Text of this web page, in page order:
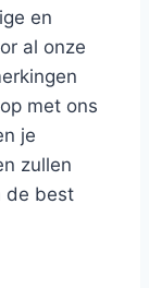
en
al onze
met ons
je
zullen
de best